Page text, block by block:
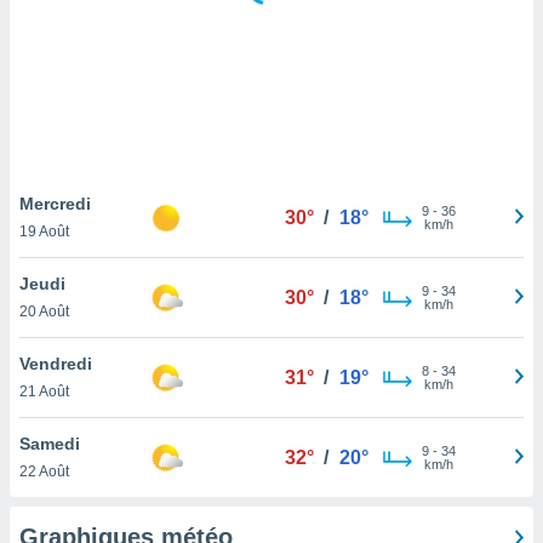
notre
que
et que
Mercredi
19 Août
30° / 18° 9- 36
km/h
Jeudi
20 Août
30° / 18° 9- 34
km/h
Vendredi
21 Août
31° / 19° 8- 34
km/h
Samedi
22 Août
32° / 20° 9- 34
km/h
Graphiques météo